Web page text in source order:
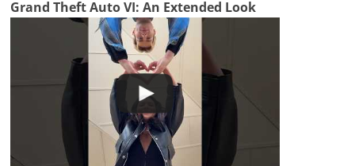
Grand Theft Auto VI: An Extended Look